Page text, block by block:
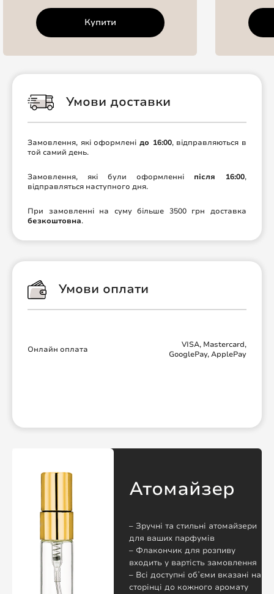
Купити
Умови доставки
Замовлення, які оформлені до 16:00, відправляються в
той самий день.
Замовлення, які були оформленні після 16:00,
відправляться наступного дня.
При замовленні на суму більше 3500 грн доставка
безкоштовна.
Умови оплати
Онлайн оплата
VISA, Mastercard,
GooglePay, ApplePay
Атомайзер
– Зручні та стильні атомайзери
для ваших парфумів
– Флакончик для розпиву
входить у вартість замовлення
– Всі доступні обʼєми вказані на
сторінці до кожного аромату